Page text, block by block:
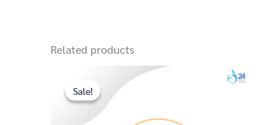
Related products
Sale!
Sale! was:
฿3,600.00.
Current